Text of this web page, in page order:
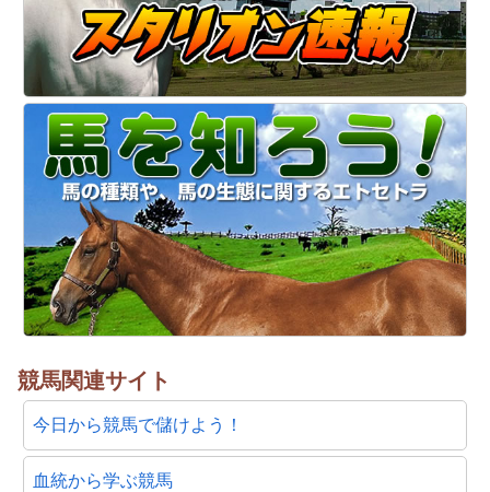
競馬関連サイト
今日から競馬で儲けよう！
血統から学ぶ競馬